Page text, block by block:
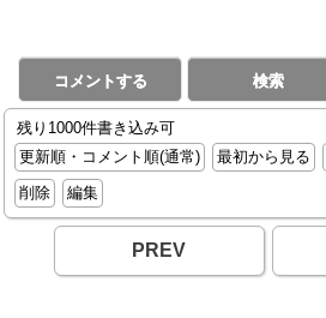
コメントする 検索
残り1000件書き込み可
更新順・コメント順(通常)
最初から見る
削除
編集
PREV